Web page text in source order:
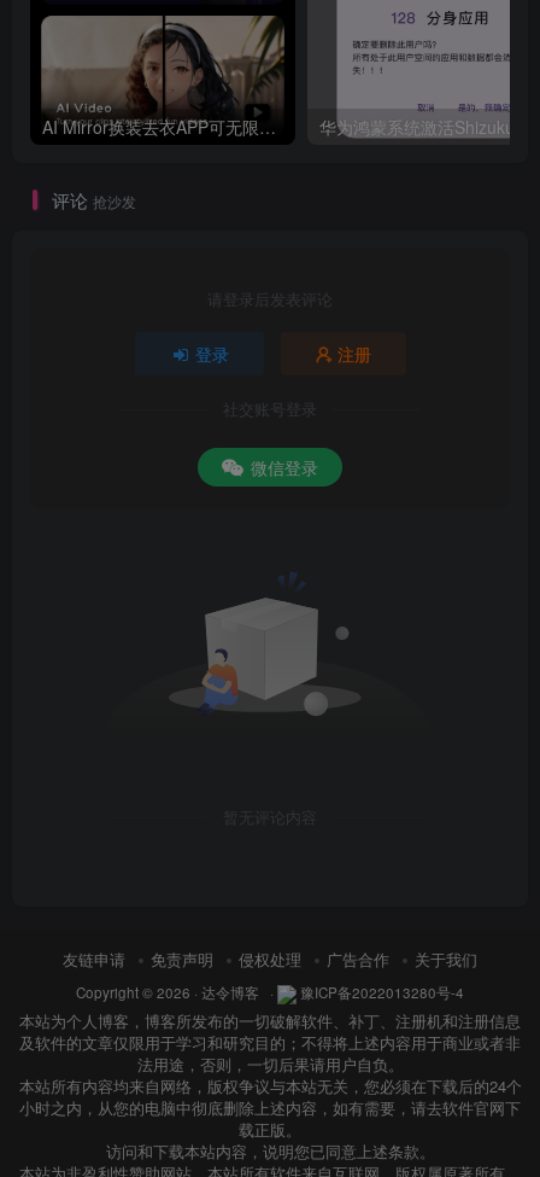
AI Mirror换装去衣APP可无限白嫖！
评论 抢沙发
请登录后发表评论
登录 注册
社交账号登录
微信登录
暂无评论内容
友链申请 免责声明 侵权处理 广告合作 关于我们
Copyright © 2026 · 达令博客 · 豫ICP备2022013280号-4
本站为个人博客，博客所发布的一切破解软件、补丁、注册机和注册信息
及软件的文章仅限用于学习和研究目的；不得将上述内容用于商业或者非
法用途，否则，一切后果请用户自负。
本站所有内容均来自网络，版权争议与本站无关，您必须在下载后的24个
小时之内，从您的电脑中彻底删除上述内容，如有需要，请去软件官网下
载正版。
访问和下载本站内容，说明您已同意上述条款。